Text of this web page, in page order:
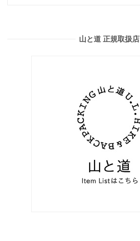
山と道 正規取扱店